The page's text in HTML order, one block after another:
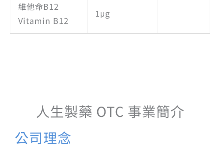
維他命B12
Vitamin B12
1μg
人生製藥 OTC 事業簡介
公司理念